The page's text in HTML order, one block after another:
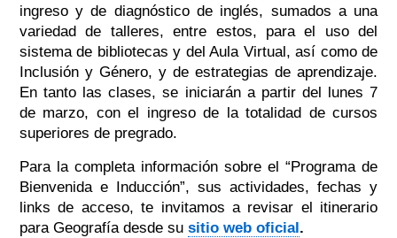
ingreso y de diagnóstico de inglés, sumados a una
variedad de talleres, entre estos, para el uso del
sistema de bibliotecas y del Aula Virtual, así como de
Inclusión y Género, y de estrategias de aprendizaje.
En tanto las clases, se iniciarán a partir del lunes 7
de marzo, con el ingreso de la totalidad de cursos
superiores de pregrado.
Para la completa información sobre el “Programa de
Bienvenida e Inducción”, sus actividades, fechas y
links de acceso, te invitamos a revisar el itinerario
para Geografía desde su sitio web oficial.